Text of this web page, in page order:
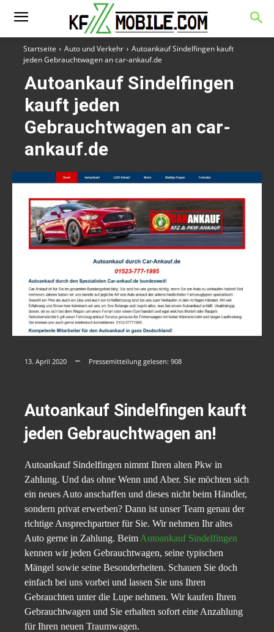
Startseite Auto und Verkehr
Autoankauf Sindelfingen kauft
jeden Gebrauchtwagen an car-ankauf.de
Autoankauf Sindelfingen
kauft jeden
Gebrauchtwagen an car-
ankauf.de
13. April 2020 Pressemitteilung gelesen: 908
Autoankauf Sindelfingen kauft
jeden Gebrauchtwagen an!
Autoankauf Sindelfingen nimmt Ihren alten Pkw in
Zahlung. Und das ohne Wenn und Aber. Sie möchten sich
ein neues Auto anschaffen und dieses nicht beim Händler,
sondern privat erwerben? Dann ist unser Team genau der
richtige Ansprechpartner für Sie. Wir nehmen Ihr altes
Auto gerne in Zahlung. Beim Autoankauf Sindelfingen
kennen wir jeden Gebrauchtwagen, seine typischen
Mängel sowie seine Besonderheiten. Schauen Sie doch
einfach bei uns vorbei und lassen Sie uns Ihren
Gebrauchten unter die Lupe nehmen. Wir kaufen Ihren
Gebrauchtwagen und Sie erhalten sofort eine Anzahlung
für Ihren neuen Traumwagen.